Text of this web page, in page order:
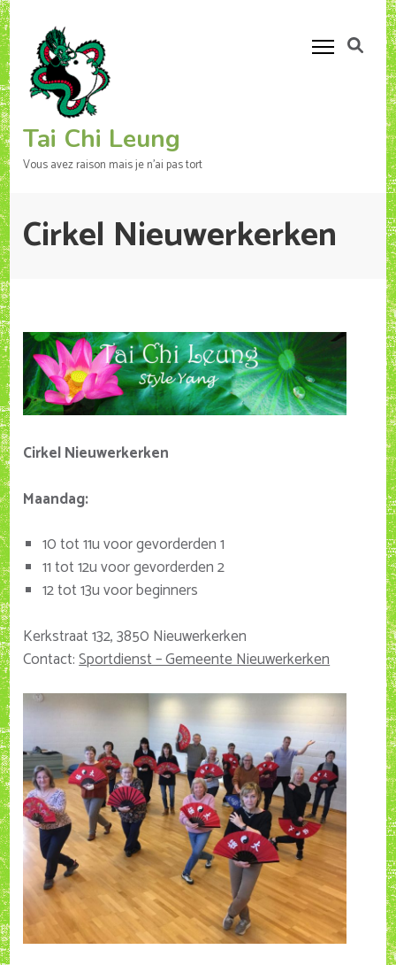
Aller
au
contenu
(Pressez
Entrée)
Tai Chi Leung
Vous avez raison mais je n'ai pas tort
Cirkel Nieuwerkerken
Cirkel Nieuwerkerken
Maandag:
10 tot 11u voor gevorderden 1
11 tot 12u voor gevorderden 2
12 tot 13u voor beginners
Kerkstraat 132, 3850 Nieuwerkerken
Contact:Sportdienst – Gemeente Nieuwerkerken